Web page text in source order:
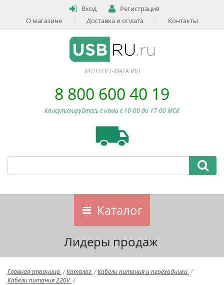
Вход
Регистрация
О магазине
Доставка и оплата Контакты
ИНТЕРНЕТ-МАГАЗИН
8 800 600 40 19
Консультируйтесь с нами c 10-00 до 17-00 МСК
Каталог
Лидеры продаж
Главная страница /Каталог /Кабели питания и переходники /
Кабели питания 220V /